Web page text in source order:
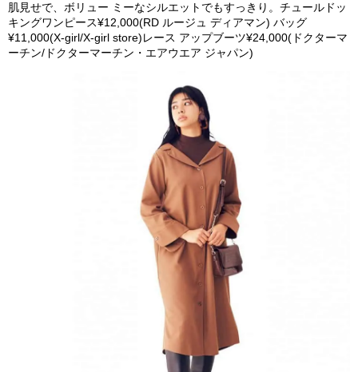
肌見せで、ボリュー ミーなシルエットでもすっきり。チュールドッ
キングワンピース¥12,000(RD ルージュ ディアマン) バッグ
¥11,000(X-girl/X-girl store)レース アップブーツ¥24,000(ドクターマ
ーチン/ドクターマーチン・エアウエア ジャパン)